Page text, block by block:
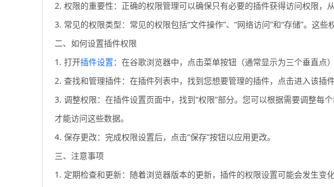
2. 权限的重要性：正确的权限管理可以确保只有必要的插件获得访问权限，
3. 常见的权限类型：常见的权限包括“文件操作”、“网络访问”和“存储”。这
二、如何设置插件权限
1. 打开插件设置：在谷歌浏览器中，点击菜单按钮（通常显示为三个垂直点）
2. 查找和管理插件：在插件列表中，找到您想要管理的插件，点击进入该插件
3. 调整权限：在插件设置页面中，找到“权限”部分。您可以根据需要调整每
才能访问这些数据。
4. 保存更改：完成权限设置后，点击“保存”按钮以应用更改。
三、注意事项
1. 定期检查和更新：随着浏览器版本的更新，插件的权限设置可能会发生变